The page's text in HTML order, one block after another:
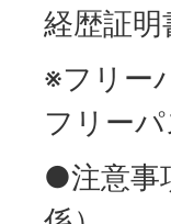
経歴証
※フリー
フリー
●注意事